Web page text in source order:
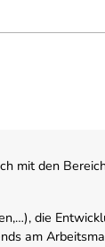
mit den
die
am